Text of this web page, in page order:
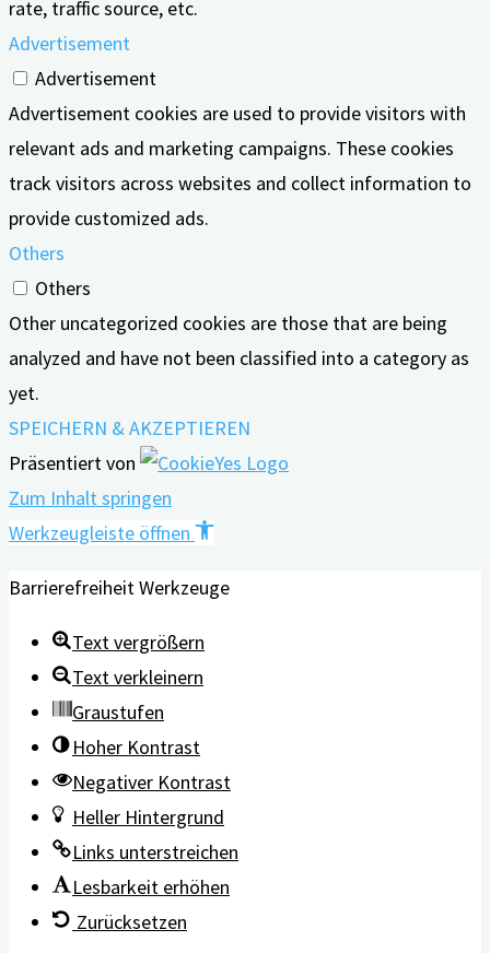
rate, traffic source, etc.
Advertisement
Advertisement
Advertisement cookies are used to provide visitors with
relevant ads and marketing campaigns. These cookies
track visitors across websites and collect information to
provide customized ads.
Others
Others
Other uncategorized cookies are those that are being
analyzed and have not been classified into a category as
yet.
SPEICHERN & AKZEPTIEREN
Präsentiert von
Zum Inhalt springen
Werkzeugleiste öffnen
Barrierefreiheit Werkzeuge
Text vergrößern
Text verkleinern
Graustufen
Hoher Kontrast
Negativer Kontrast
Heller Hintergrund
Links unterstreichen
Lesbarkeit erhöhen
Zurücksetzen